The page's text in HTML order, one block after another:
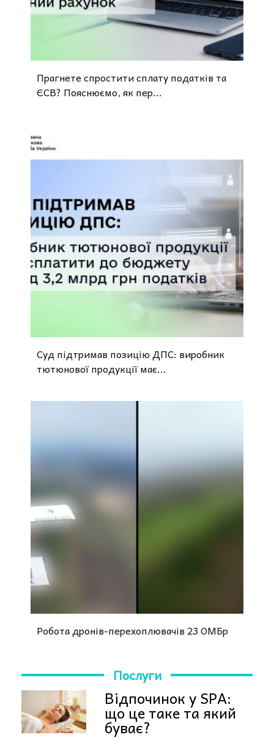
Прагнете спростити сплату податків та
ЄСВ? Пояснюємо, як пер...
Суд підтримав позицію ДПС: виробник
тютюнової продукції має...
Робота дронів-перехоплювачів 23 ОМБр
Послуги
Відпочинок у SPA:
що це таке та який
буває?